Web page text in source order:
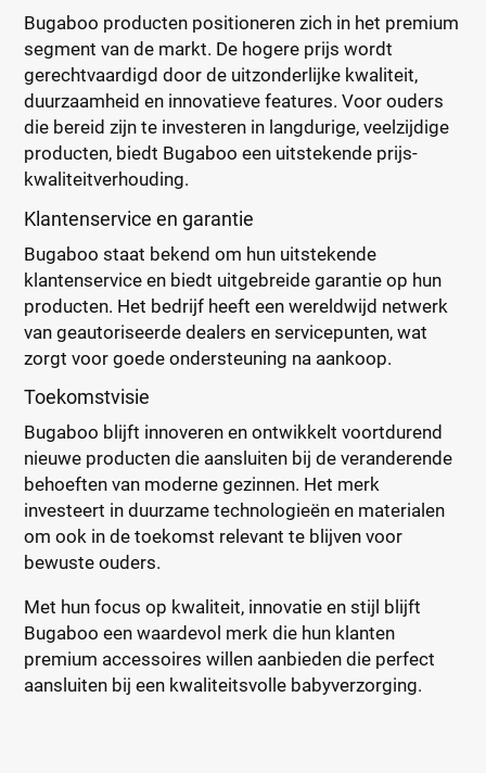
Bugaboo producten positioneren zich in het premium
segment van de markt. De hogere prijs wordt
gerechtvaardigd door de uitzonderlijke kwaliteit,
duurzaamheid en innovatieve features. Voor ouders
die bereid zijn te investeren in langdurige, veelzijdige
producten, biedt Bugaboo een uitstekende prijs-
kwaliteitverhouding.
Klantenservice en garantie
Bugaboo staat bekend om hun uitstekende
klantenservice en biedt uitgebreide garantie op hun
producten. Het bedrijf heeft een wereldwijd netwerk
van geautoriseerde dealers en servicepunten, wat
zorgt voor goede ondersteuning na aankoop.
Toekomstvisie
Bugaboo blijft innoveren en ontwikkelt voortdurend
nieuwe producten die aansluiten bij de veranderende
behoeften van moderne gezinnen. Het merk
investeert in duurzame technologieën en materialen
om ook in de toekomst relevant te blijven voor
bewuste ouders.
Met hun focus op kwaliteit, innovatie en stijl blijft
Bugaboo een waardevol merk die hun klanten
premium accessoires willen aanbieden die perfect
aansluiten bij een kwaliteitsvolle babyverzorging.